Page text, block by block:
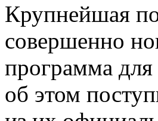
Крупнейшая
совершенно
программа
об этом